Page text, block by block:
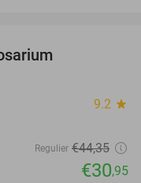
9.2 star
Regulier €44,35
€30,95